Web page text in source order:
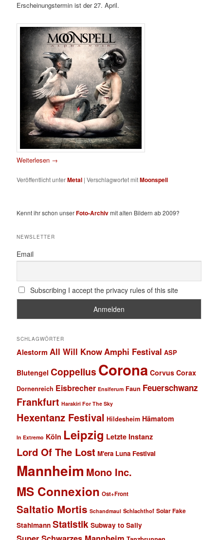
Erscheinungstermin ist der 27. April.
Weiterlesen →
Veröffentlicht unterMetal |Verschlagwortet mitMoonspell
Kennt ihr schon unserFoto-Archivmit alten Bildern ab 2009?
NEWSLETTER
Email
Subscribing I accept the privacy rules of this site
SCHLAGWÖRTER
Alestorm All Will KnowAmphi Festival ASP
Blutengel Coppelius Corona Corvus Corax
Dornenreich Eisbrecher Ensiferum Faun Feuerschwanz
Frankfurt Harakiri For The Sky
Hexentanz Festival Hildesheim Hämatom
In Extremo Köln Leipzig Letzte Instanz
Lord Of The Lost M'era Luna Festival
Mannheim Mono Inc.
MS Connexion Ost+Front
Saltatio Mortis Schandmaul Schlachthof Solar Fake
Stahlmann Statistik Subway to Sally